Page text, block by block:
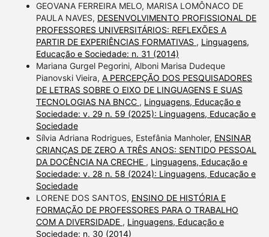
GEOVANA FERREIRA MELO, MARISA LOMÔNACO DE
PAULA NAVES, DESENVOLVIMENTO PROFISSIONAL DE
PROFESSORES UNIVERSITÁRIOS: REFLEXÕES A
PARTIR DE EXPERIÊNCIAS FORMATIVAS , Linguagens,
Educação e Sociedade: n. 31 (2014)
Mariana Gurgel Pegorini, Alboni Marisa Dudeque
Pianovski Vieira, A PERCEPÇÃO DOS PESQUISADORES
DE LETRAS SOBRE O EIXO DE LINGUAGENS E SUAS
TECNOLOGIAS NA BNCC , Linguagens, Educação e
Sociedade: v. 29 n. 59 (2025): Linguagens, Educação e
Sociedade
Sílvia Adriana Rodrigues, Estefânia Manholer, ENSINAR
CRIANÇAS DE ZERO A TRÊS ANOS: SENTIDO PESSOAL
DA DOCÊNCIA NA CRECHE , Linguagens, Educação e
Sociedade: v. 28 n. 58 (2024): Linguagens, Educação e
Sociedade
LORENE DOS SANTOS, ENSINO DE HISTÓRIA E
FORMAÇÃO DE PROFESSORES PARA O TRABALHO
COM A DIVERSIDADE , Linguagens, Educação e
Sociedade: n. 30 (2014)